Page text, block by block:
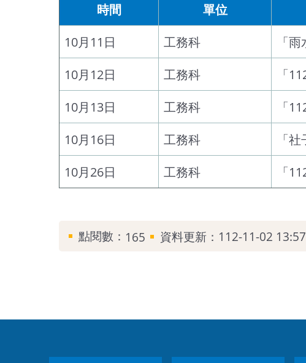
時間 單位
10月11日
工務科
「
10月12日
工務科
「
10月13日
工務科
「
10月16日
工務科
「
10月26日
工務科 「
點閱數： 165 資料更新：112-11-02 13:57